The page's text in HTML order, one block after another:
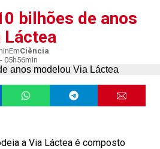
bilhões de anos
Láctea
EmCiência
05h56min
a Via Láctea é composto